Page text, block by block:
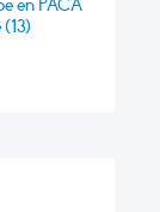
en PACA